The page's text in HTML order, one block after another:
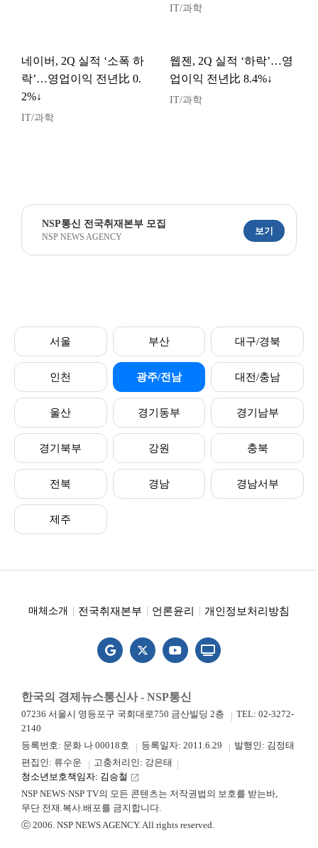
IT/과학
네이버, 2Q 실적 ‘소폭 하
락’…영업이익 전년比 0.
2%↓
IT/과학
웹젠, 2Q 실적 ‘하락’…영
업이익 전년比 8.4%↓
IT/과학
NSP통신 전국취재본부 모집
NSP NEWS AGENCY
보기
서울 부산 대구/경북
인천 광주/전남 대전/충남
울산 경기동부 경기남부
경기북부 강원 충북
전북 경남 경남서부
제주
매체소개 전국취재본부 언론윤리 개인정보처리방침
한국의 경제뉴스통신사 - NSP통신
07236 서울시 영등포구 국회대로750 금산빌딩 2층
TEL: 02-3272-
2140
등록번호: 문화 나 00018호
등록일자: 2011.6.29
발행인: 김정태
편집인: 류수운
고충처리인: 강은태
청소년보호책임자: 김승철 launch
NSP NEWS·NSP TV의 모든 콘텐츠는 저작권법의 보호를 받는바,
무단 전재.복사.배포를 금지합니다.
ⓒ 2006. NSP NEWS AGENCY. All rights reserved.